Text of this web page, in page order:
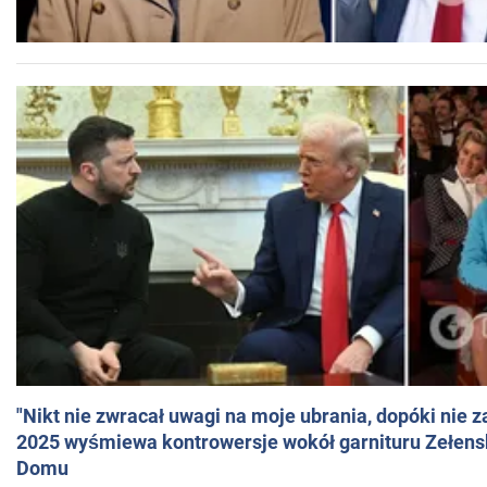
"Nikt nie zwracał uwagi na moje ubrania, dopóki nie
2025 wyśmiewa kontrowersje wokół garnituru
Domu